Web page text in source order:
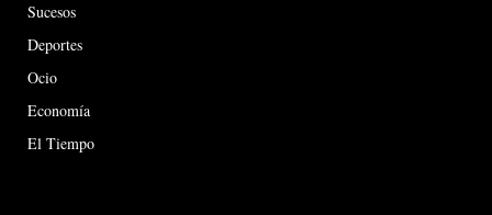
Sucesos
Deportes
Ocio
Economía
El Tiempo